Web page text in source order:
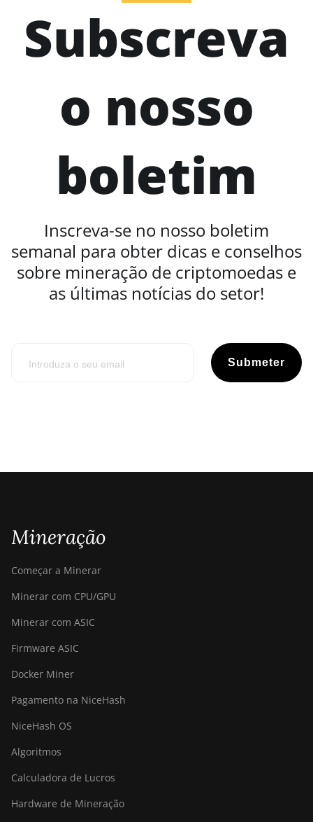
Subscreva
o nosso
boletim
Inscreva-se no nosso boletim
semanal para obter dicas e conselhos
sobre mineração de criptomoedas e
as últimas notícias do setor!
Submeter
Mineração
Começar a Minerar
Minerar com CPU/GPU
Minerar com ASIC
Firmware ASIC
Docker Miner
Pagamento na NiceHash
NiceHash OS
Algoritmos
Calculadora de Lucros
Hardware de Mineração